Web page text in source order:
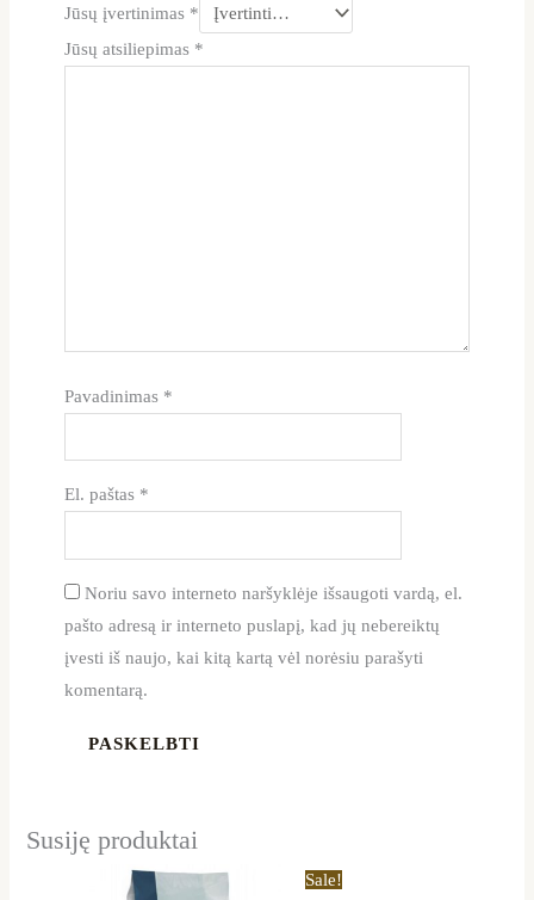
Jūsų įvertinimas *
Jūsų atsiliepimas *
Pavadinimas *
El. paštas *
Noriu savo interneto naršyklėje išsaugoti vardą, el.
pašto adresą ir interneto puslapį, kad jų nebereiktų
įvesti iš naujo, kai kitą kartą vėl norėsiu parašyti
komentarą.
Susiję produktai
Sale!